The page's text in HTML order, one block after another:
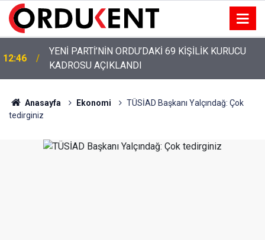
12:46
YENİ PARTİ’NİN ORDU’DAKİ 69 KİŞİLİK KURUCU
KADROSU AÇIKLANDI
Anasayfa Ekonomi
TÜSİAD Başkanı Yalçındağ: Çok
tedirginiz